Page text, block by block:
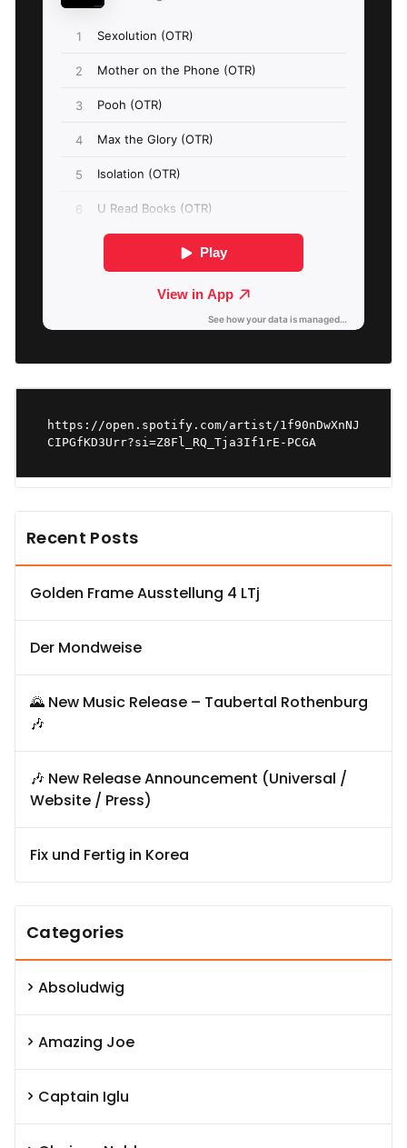
https://open.spotify.com/artist/1f90nDwXnNJ
CIPGfKD3Urr?si=Z8Fl_RQ_Tja3If1rE-PCGA
Recent Posts
Golden Frame Ausstellung 4 LTj
Der Mondweise
🌄 New Music Release – Taubertal Rothenburg
🎶
🎶 New Release Announcement (Universal /
Website / Press)
Fix und Fertig in Korea
Categories
Absoludwig
Amazing Joe
Captain Iglu